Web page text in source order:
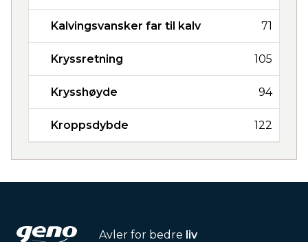
Kalvingsvansker far til kalv 71
Kryssretning 105
Krysshøyde 94
Kroppsdybde 122
Avler for bedre liv